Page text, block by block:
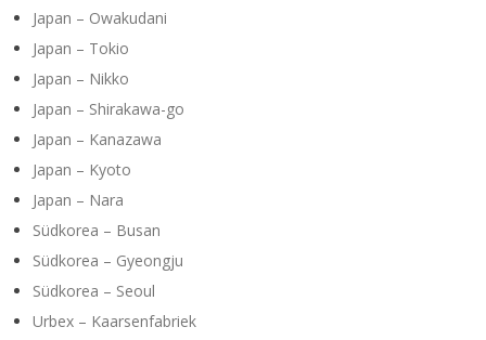
Japan – Owakudani
Japan – Tokio
Japan – Nikko
Japan – Shirakawa-go
Japan – Kanazawa
Japan – Kyoto
Japan – Nara
Südkorea – Busan
Südkorea – Gyeongju
Südkorea – Seoul
Urbex – Kaarsenfabriek